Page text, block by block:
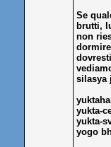
Se
brutti,
non
silasya
yukta-
yukta-
yogo